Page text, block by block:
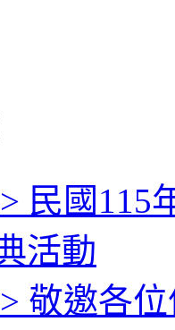
> 民國115
活動
> 敬邀各